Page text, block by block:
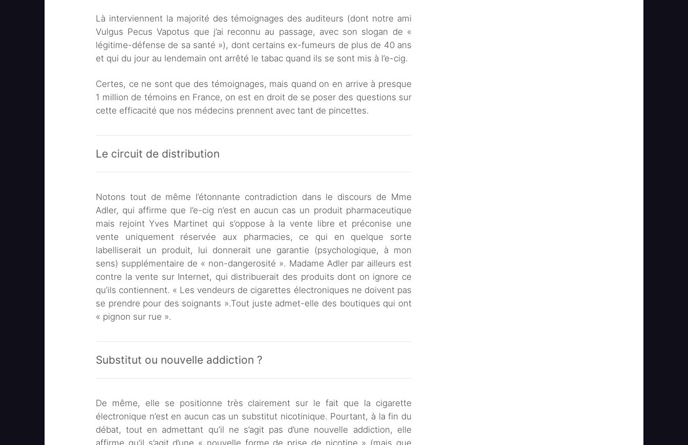
Là interviennent la majorité des témoignages des auditeurs (dont notre ami
Vulgus Pecus Vapotus que j’ai reconnu au passage, avec son slogan de «
légitime-défense de sa santé »), dont certains ex-fumeurs de plus de 40 ans
et qui du jour au lendemain ont arrêté le tabac quand ils se sont mis à l’e-cig.
Certes, ce ne sont que des témoignages, mais quand on en arrive à presque
1 million de témoins en France, on est en droit de se poser des questions sur
cette efficacité que nos médecins prennent avec tant de pincettes.
Le circuit de distribution
Notons tout de même l’étonnante contradiction dans le discours de Mme
Adler, qui affirme que l’e-cig n’est en aucun cas un produit pharmaceutique
mais rejoint Yves Martinet qui s’oppose à la vente libre et préconise une
vente uniquement réservée aux pharmacies, ce qui en quelque sorte
labelliserait un produit, lui donnerait une garantie (psychologique, à mon
sens) supplémentaire de « non-dangerosité ». Madame Adler par ailleurs est
contre la vente sur Internet, qui distribuerait des produits dont on ignore ce
qu’ils contiennent. « Les vendeurs de cigarettes électroniques ne doivent pas
se prendre pour des soignants ».Tout juste admet-elle des boutiques qui ont
« pignon sur rue ».
Substitut ou nouvelle addiction ?
De même, elle se positionne très clairement sur le fait que la cigarette
électronique n’est en aucun cas un substitut nicotinique. Pourtant, à la fin du
débat, tout en admettant qu’il ne s’agit pas d’une nouvelle addiction, elle
affirme qu’il s’agit d’une « nouvelle forme de prise de nicotine » (mais que